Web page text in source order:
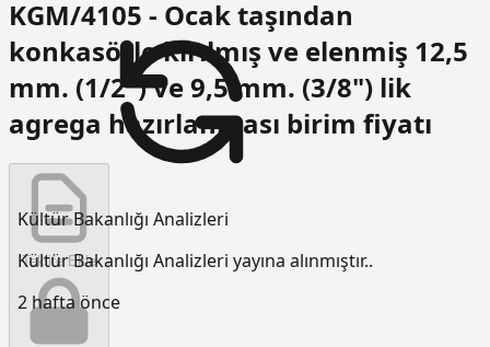
Kültür Bakanlığı Analizleri
Kültür Bakanlığı Analizleri yayına alınmıştır..
2 hafta önce
KGM/4105 - Ocak taşından
konkasörle kırılmış ve elenmiş 12,5
mm. (1/2") ve 9,5 mm. (3/8") lik
agrega hazırlanması birim fiyatı
Teklife Ekle